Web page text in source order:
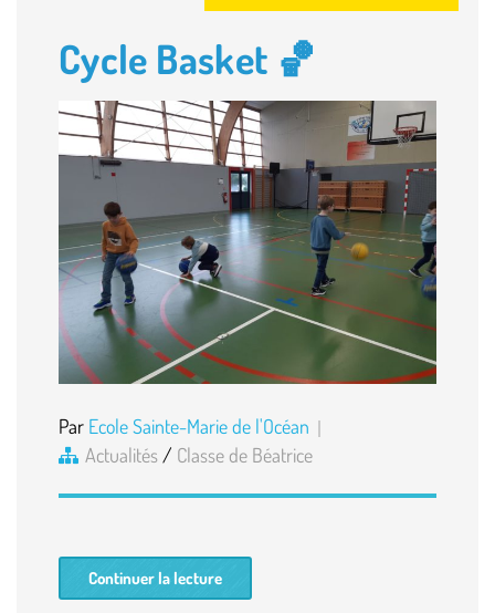
Cycle Basket 🏀
Par Ecole Sainte-Marie de l'Océan
Actualités / Classe de Béatrice
Continuer la lecture